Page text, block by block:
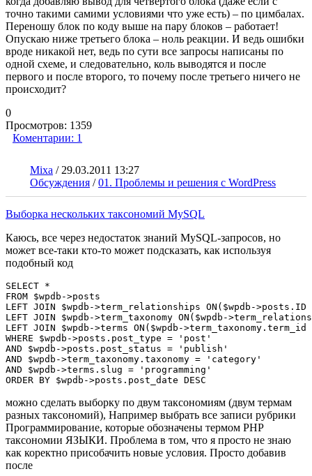
точно такими самими условиями что уже есть) – по цимбалах.
Переношу блок по коду выше на пару блоков – работает!
Опускаю ниже третьего блока – ноль реакции. И ведь ошибки
вроде никакой нет, ведь по сути все запросы написаны по
одной схеме, и следовательно, коль выводятся и после
первого и после второго, то почему после третьего ничего не
происходит?
0
Просмотров: 1359
Коментарии: 1
Mixa / 29.03.2011 13:27
Обсуждения /01. Проблемы и решения с WordPress
Выборка нескольких таксономий MySQL
Каюсь, все через недостаток знаний MySQL-запросов, но
может все-таки кто-то может подсказать, как используя
подобный код
SELECT *
FROM $wpdb->posts
LEFT JOIN $wpdb->term_relationships ON($wpdb-
LEFT JOIN $wpdb->term_taxonomy ON($wpdb-
LEFT JOIN $wpdb->terms ON($wpdb-
WHERE $wpdb->posts.post_type = 'post'
AND $wpdb->posts.post_status = 'publish'
AND $wpdb->term_taxonomy.taxonomy = 'category'
AND $wpdb->terms.slug = 'programming'
ORDER BY $wpdb->posts.post_date DESC
можно сделать выборку по двум таксономиям (двум термам
разных таксономий), Например выбрать все записи рубрики
Программирование, которые обозначены термом PHP
таксономии ЯЗЫКИ. Проблема в том, что я просто не знаю
как коректно присобачить новые условия. Просто добавив
после